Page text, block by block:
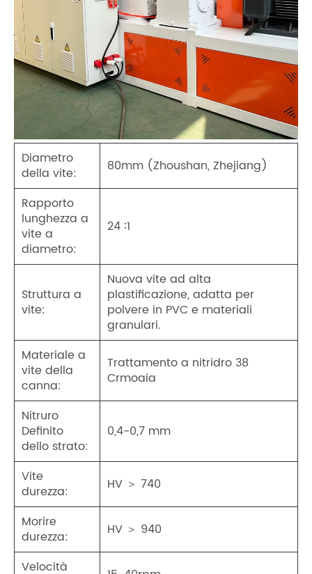
Diametro
della vite:
80mm (Zhoushan, Zhejiang)
Rapporto
lunghezza a
vite a
diametro:
24 ∶1
Struttura a
vite:
Nuova vite ad alta
plastificazione, adatta per
polvere in PVC e materiali
granulari.
Materiale a
vite della
canna:
Trattamento a nitridro 38
Crmoaia
Nitruro
Definito
dello strato:
0,4-0,7 mm
Vite
durezza:
HV ＞ 740
Morire
durezza:
HV ＞ 940
Velocità